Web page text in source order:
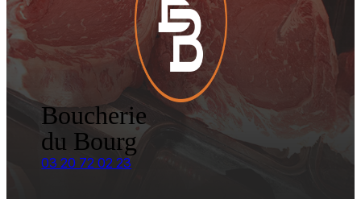
Boucherie
du Bourg
03 20 72 02 23